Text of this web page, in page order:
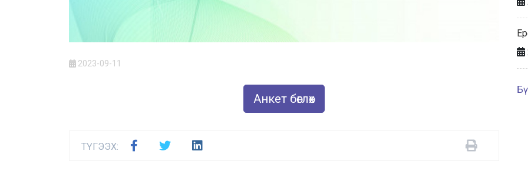
2023-09-11
Анкет бөглөх
ТҮГЭЭХ: